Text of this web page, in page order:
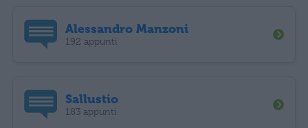
Alessandro Manzoni
192 appunti
Sallustio
183 appunti